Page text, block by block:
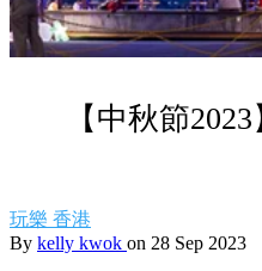
【中秋節
玩樂 香港
By kelly kwok on 28 Sep 2023